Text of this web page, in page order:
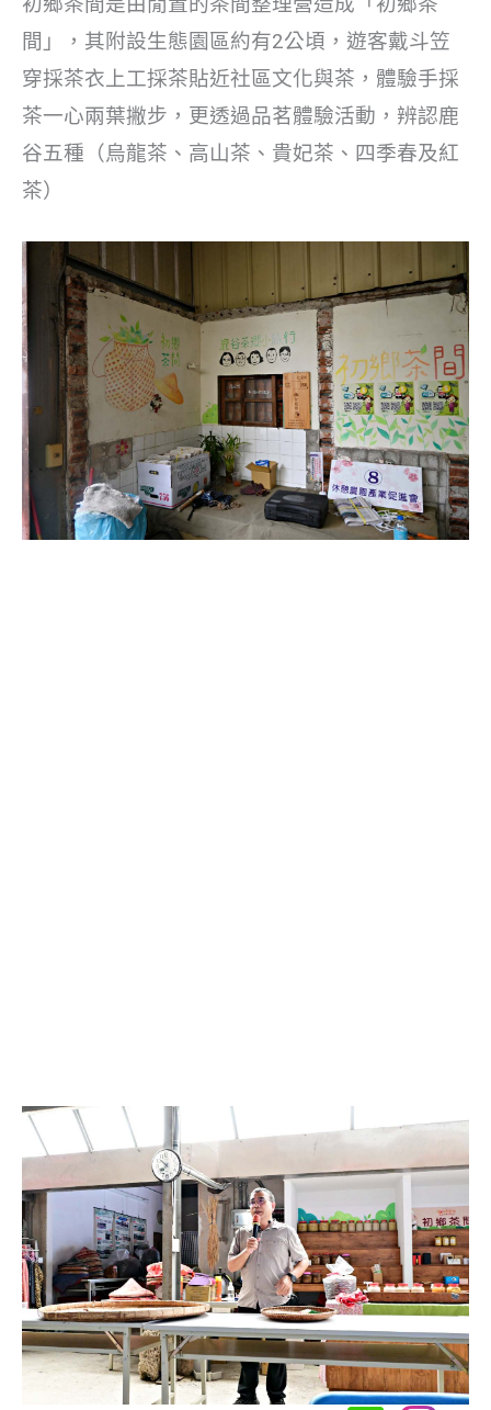
間」，其附設生態園區約有2公頃，遊客戴斗笠
穿採茶衣上工採茶貼近社區文化與茶，體驗手採
茶一心兩葉撇步，更透過品茗體驗活動，辨認鹿
谷五種（烏龍茶、高山茶、貴妃茶、四季春及紅
茶）